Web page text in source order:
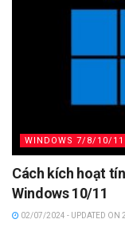
WINDOWS 7/8/10/11
Cách kích hoạt
Windows 10/11
02/07/2024 - UPDATED ON